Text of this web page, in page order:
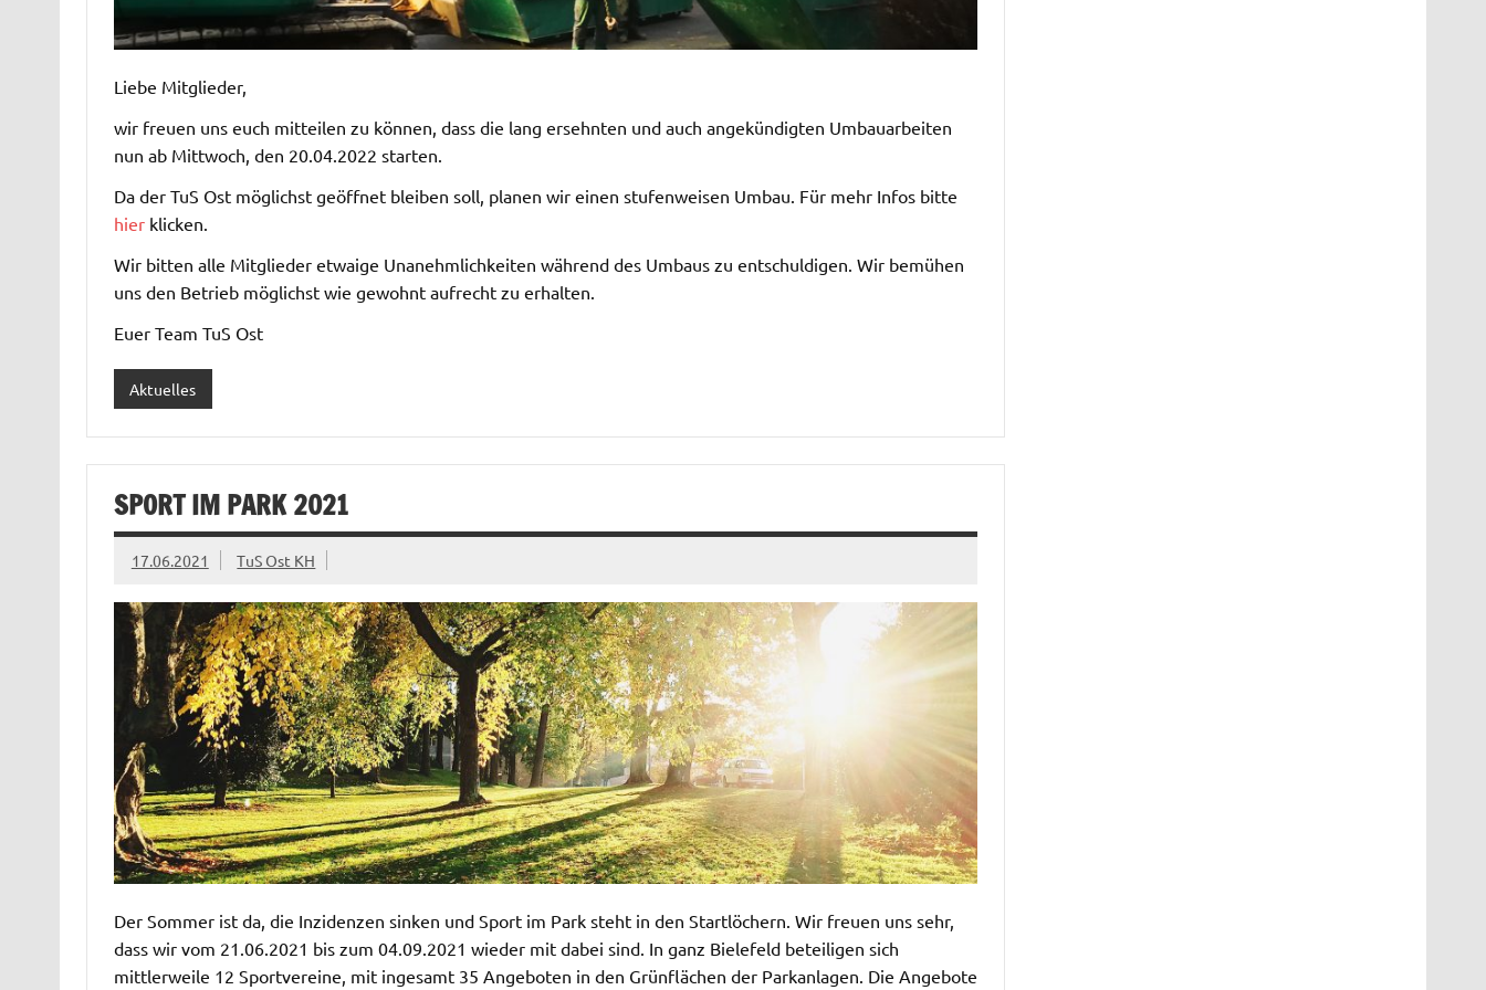
Liebe Mitglieder,
wir freuen uns euch mitteilen zu können, dass die lang ersehnten und auch angekündigten Umbauarbeiten
nun ab Mittwoch, den 20.04.2022 starten.
Da der TuS Ost möglichst geöffnet bleiben soll, planen wir einen stufenweisen Umbau. Für mehr Infos bitte
hierklicken.
Wir bitten alle Mitglieder etwaige Unanehmlichkeiten während des Umbaus zu entschuldigen. Wir bemühen
uns den Betrieb möglichst wie gewohnt aufrecht zu erhalten.
Euer Team TuS Ost
Aktuelles
SPORT IM PARK 2021
17.06.2021 TuS Ost KH
Der Sommer ist da, die Inzidenzen sinken und Sport im Park steht in den Startlöchern. Wir freuen uns sehr,
dass wir vom 21.06.2021 bis zum 04.09.2021 wieder mit dabei sind. In ganz Bielefeld beteiligen sich
mittlerweile 12 Sportvereine, mit ingesamt 35 Angeboten in den Grünflächen der Parkanlagen. Die Angebote